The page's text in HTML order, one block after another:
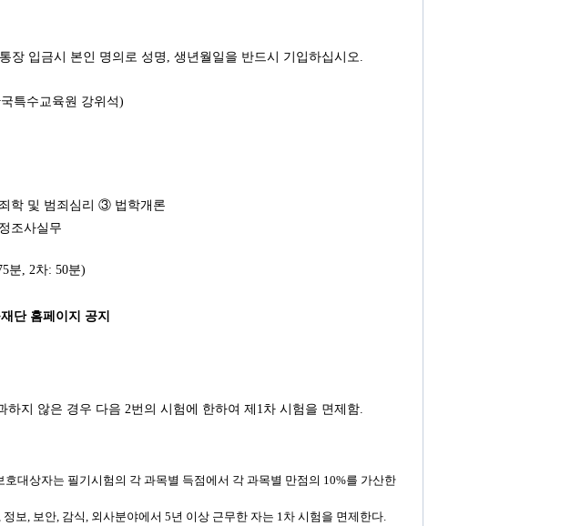
장 입금시 본인 명의로 성명, 생년월일을 반드시 기입하십시오.
특수교육원 강위석)
학 및 범죄심리 ③ 법학개론
조사실무
분, 2차: 50분)
단 홈페이지 공지
지 않은 경우 다음 2번의 시험에 한하여 제1차 시험을 면제함.
대상자는 필기시험의 각 과목별 득점에서 각 과목별 만점의 10%를 가산한
보, 보안, 감식, 외사분야에서 5년 이상 근무한 자는 1차 시험을 면제한다.